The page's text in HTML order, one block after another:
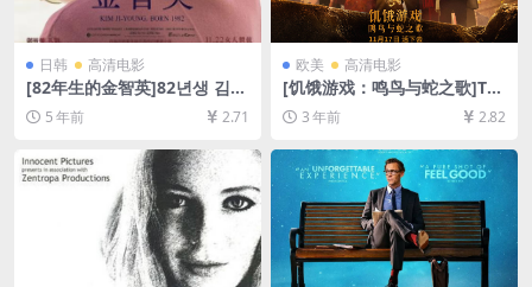
日韩 高清电影
[82年生的金智英]82년생 김지
영 (2019)[百度网盘+夸克网盘
+迅雷云盘资源1080P超清未
5 年前 2.71
欧美 高清电影
[饥饿游戏：鸣鸟与蛇之歌]Th
e Hunger Games: The Balla
d of Songbirds & Snakes (2
P超清未删减资源][网盘在线播
放/下载][MP4/10GB][中英字
幕]
3 年前 2.82